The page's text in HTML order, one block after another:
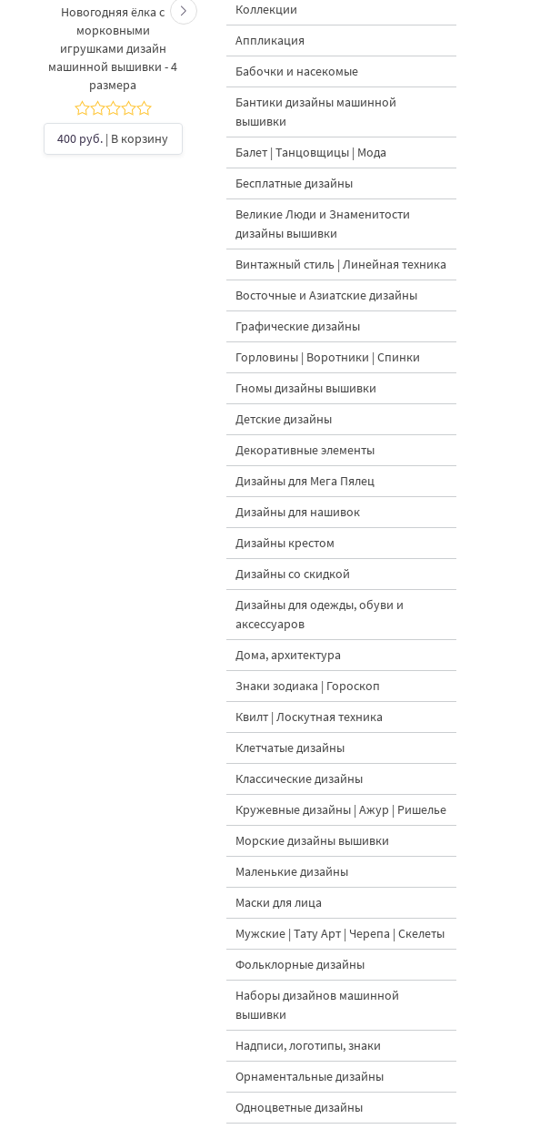
Новогодняя ёлка с
морковными
игрушками дизайн
машинной вышивки - 4
размера
400 руб. | В корзину
Кролик украшает ёлку
морковками дизайн
машинной вышивки - 3
размера
500 руб.| В корзину
вышивки - 3
500 руб.
Коллекции
Аппликация
Бабочки и насекомые
Бантики дизайны машинной
вышивки
Балет | Танцовщицы | Мода
Бесплатные дизайны
Великие Люди и Знаменитости
дизайны вышивки
Винтажный стиль | Линейная техника
Восточные и Азиатские дизайны
Графические дизайны
Горловины | Воротники | Спинки
Гномы дизайны вышивки
Детские дизайны
Декоративные элементы
Дизайны для Мега Пялец
Дизайны для нашивок
Дизайны крестом
Дизайны со скидкой
Дизайны для одежды, обуви и
аксессуаров
Дома, архитектура
Знаки зодиака | Гороскоп
Квилт | Лоскутная техника
Клетчатые дизайны
Классические дизайны
Кружевные дизайны | Ажур | Ришелье
Морские дизайны вышивки
Маленькие дизайны
Маски для лица
Мужские | Тату Арт | Черепа | Скелеты
Фольклорные дизайны
Наборы дизайнов машинной
вышивки
Надписи, логотипы, знаки
Орнаментальные дизайны
Одноцветные дизайны